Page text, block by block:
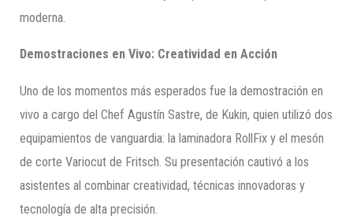
moderna.
Demostraciones en Vivo: Creatividad en Acción
Uno de los momentos más esperados fue la demostración en
vivo a cargo del Chef Agustín Sastre, de Kukin, quien utilizó dos
equipamientos de vanguardia: la laminadora RollFix y el mesón
de corte Variocut de Fritsch. Su presentación cautivó a los
asistentes al combinar creatividad, técnicas innovadoras y
tecnología de alta precisión.